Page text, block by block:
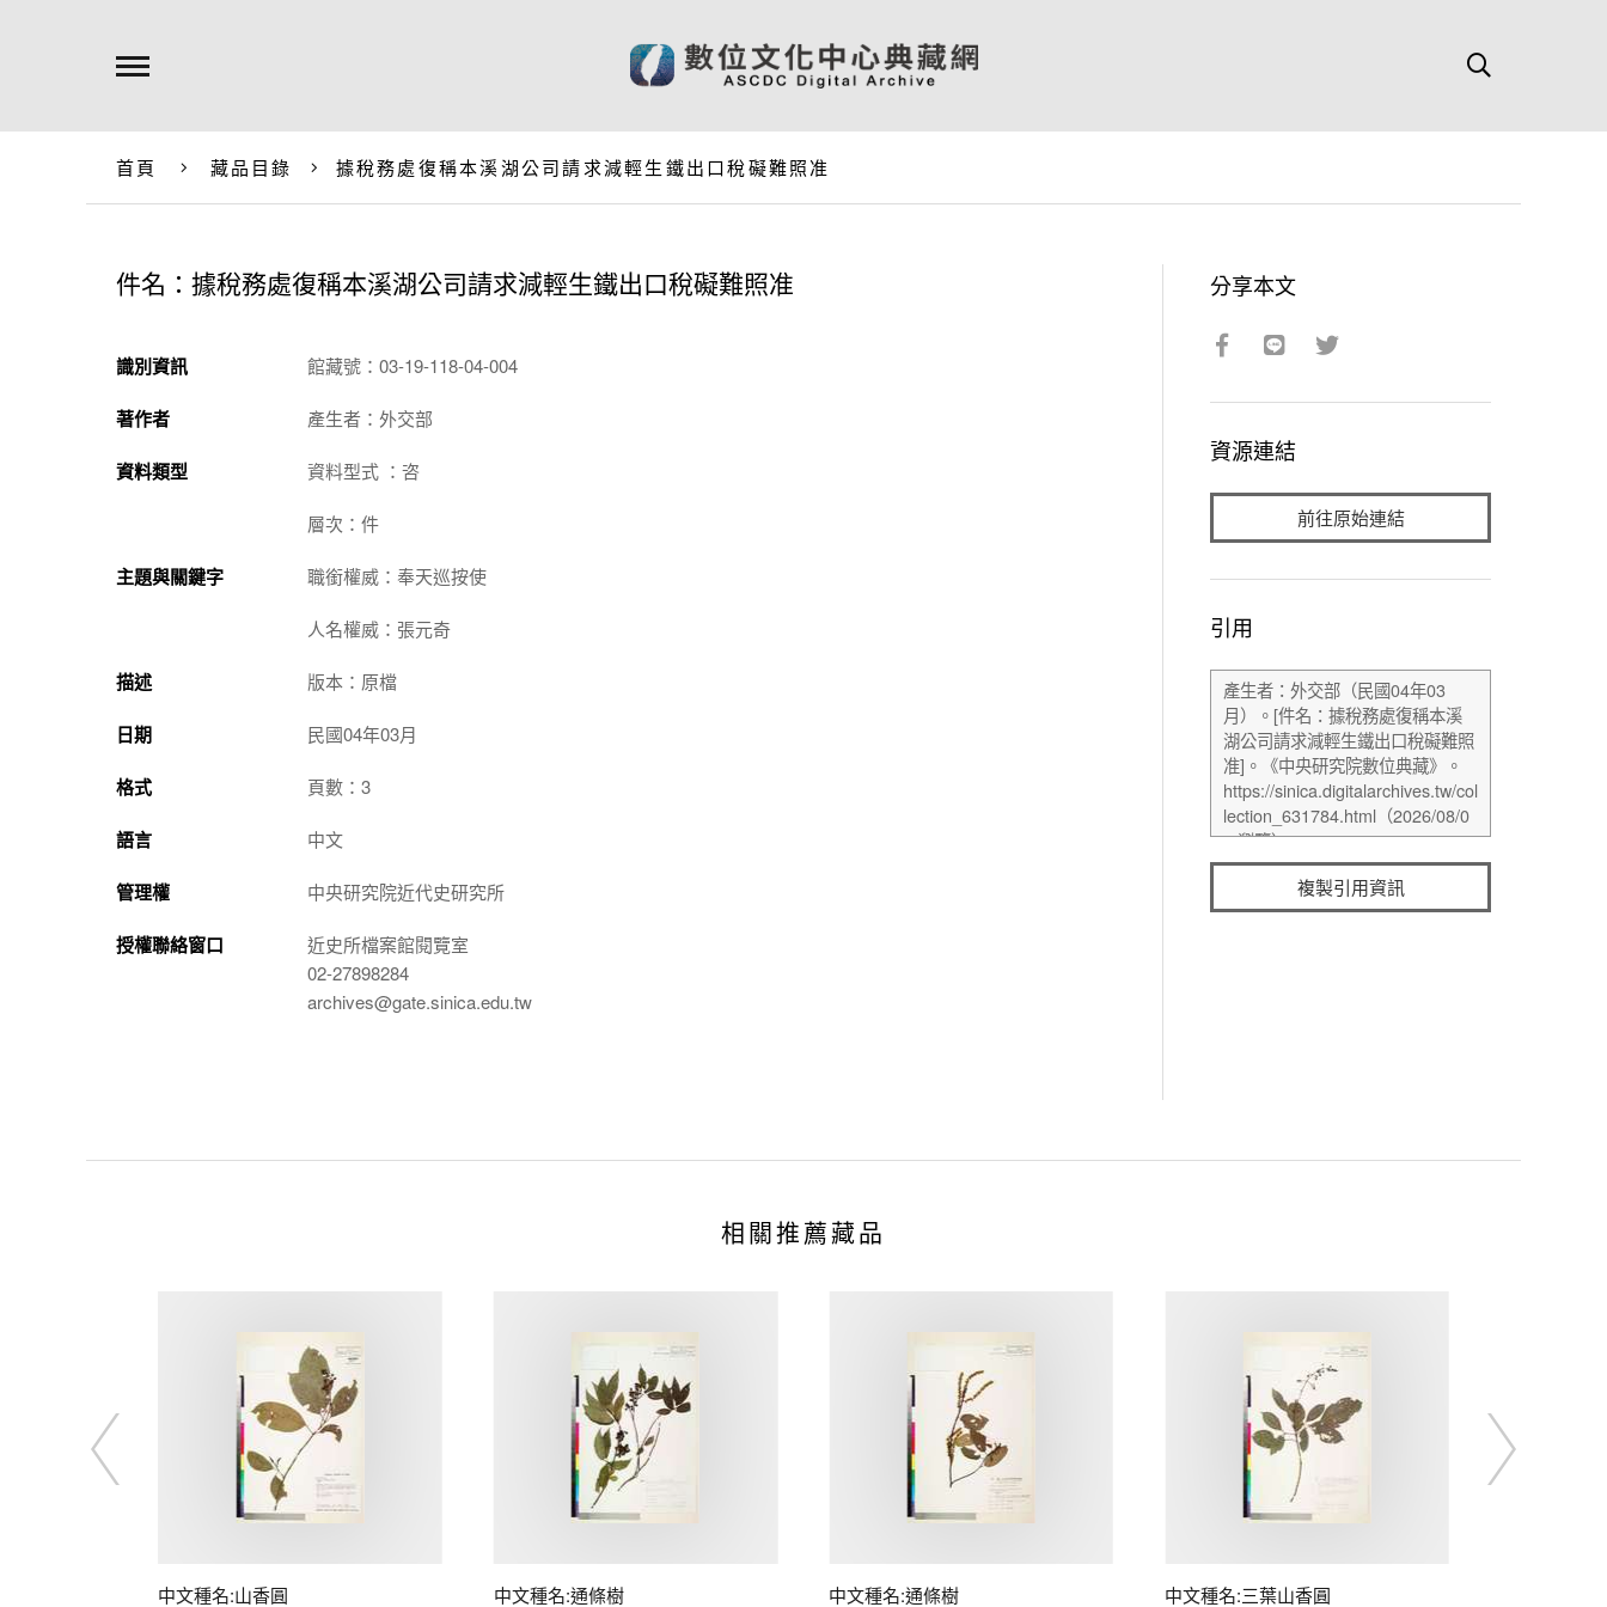
首頁 藏品目錄 據稅務處復稱本溪湖公司請求減輕生鐵出口稅礙難照准
件名：據稅務處復稱本溪湖公司請求減輕生鐵出口稅礙難照准
識別資訊 館藏號：03-19-118-04-004
著作者 產生者：外交部
資料類型 資料型式 ：咨
層次：件
主題與關鍵字 職銜權威：奉天巡按使
人名權威：張元奇
描述 版本：原檔
日期 民國04年03月
格式 頁數：3
語言 中文
管理權 中央研究院近代史研究所
授權聯絡窗口
近史所檔案館閱覽室
02-27898284
archives@gate.sinica.edu.tw
分享本文
資源連結
前往原始連結
引用
複製引用資訊
相關推薦藏品
中文種名:山香圓 中文種名:通條樹 中文種名:通條樹 中文種名:三葉山香圓